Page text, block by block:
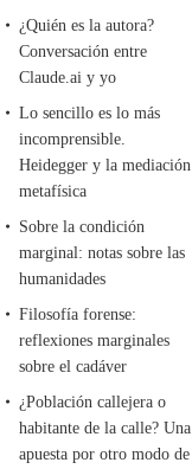
¿Quién es la autora?
Conversación entre
Claude.ai y yo
Lo sencillo es lo más
incomprensible.
Heidegger y la mediación
metafísica
Sobre la condición
marginal: notas sobre las
humanidades
Filosofía forense:
reflexiones marginales
sobre el cadáver
¿Población callejera o
habitante de la calle? Una
apuesta por otro modo de